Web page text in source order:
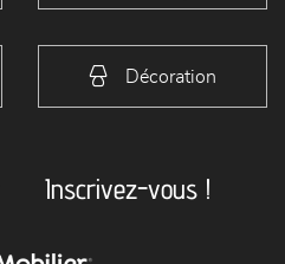
Décoration
Inscrivez-vous !